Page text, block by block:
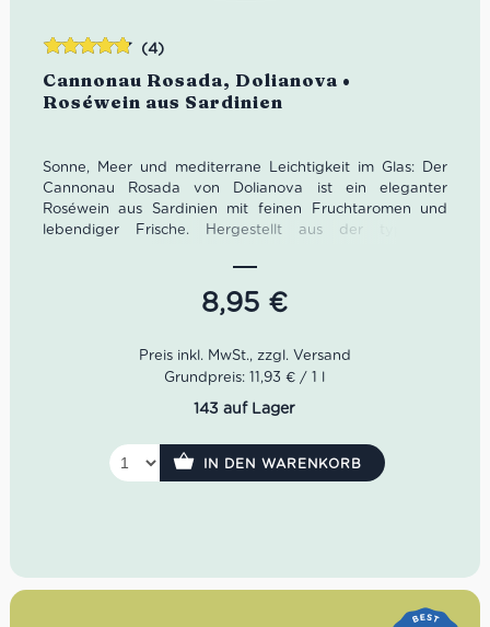
Cannonau Rosada, Dolianova •
Roséwein aus Sardinien
(4)
Sonne, Meer und mediterrane Leichtigkeit im Glas: Der
Cannonau Rosada von Dolianova ist ein eleganter
Roséwein aus Sardinien mit feinen Fruchtaromen und
lebendiger Frische. Hergestellt aus der typischen
– perfekt für Aperitif, Sommerabende und die italienische
8,95 €
Bewertet
mit4.75
von 5
Grundpreis: 11,93 € / 1 l
143 auf Lager
IN DEN WARENKORB